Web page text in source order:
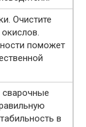
Очистите
поможет
сварочные
в